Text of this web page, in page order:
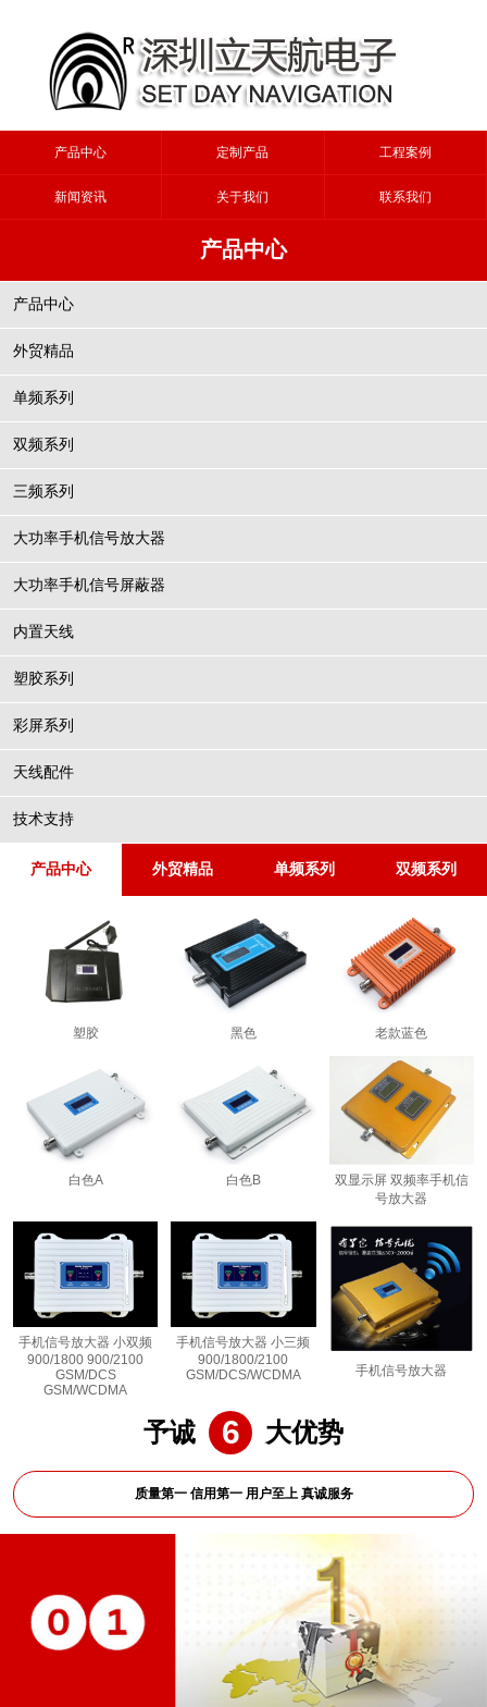
产品中心 定制产品 工程案例
新闻资讯 关于我们 联系我们
产品中心
产品中心
外贸精品
单频系列
双频系列
三频系列
大功率手机信号放大器
大功率手机信号屏蔽器
内置天线
塑胶系列
彩屏系列
天线配件
技术支持
产品中心 外贸精品 单频系列 双频系列
塑胶 黑色 老款蓝色
白色A 白色B
双显示屏 双频率手机信
号放大器
手机信号放大器 小双频
900/1800 900/2100
GSM/DCS
GSM/WCDMA
手机信号放大器 小三频
900/1800/2100
GSM/DCS/WCDMA
手机信号放大器
予诚 6 大优势
质量第一 信用第一 用户至上 真诚服务